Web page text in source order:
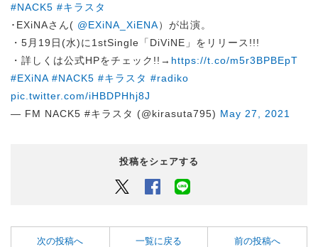
#NACK5 #キラスタ
･EXiNAさん( @EXiNA_XiENA）が出演。
・5月19日(水)に1stSingle「DiViNE」をリリース!!!
・詳しくは公式HPをチェック!!→ https://t.co/m5r3BPBEpT
#EXiNA #NACK5 #キラスタ #radiko
pic.twitter.com/iHBDPHhj8J
— FM NACK5 #キラスタ (@kirasuta795) May 27, 2021
投稿をシェアする
Twitter Facebook
次の投稿へ 一覧に戻る 前の投稿へ